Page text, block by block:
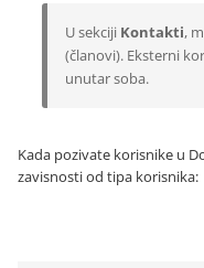
U sekciji Kontakti,
(članovi). Eksterni
unutar soba.
Kada pozivate korisnike u
zavisnosti od tipa korisnika: